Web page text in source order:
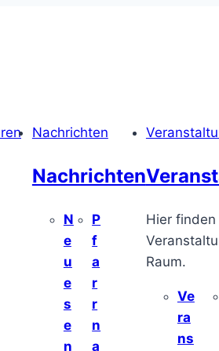
Nachrichten
Nachrichten
N
e
u
e
s
e
n
P
f
a
r
r
n
a
Hier finden
Raum.
Ve
ra
ns